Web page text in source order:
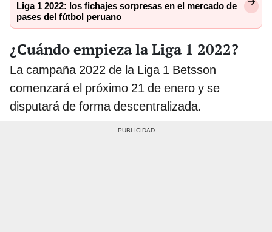
Liga 1 2022: los fichajes sorpresas en el mercado de
pases del fútbol peruano
¿Cuándo empieza la Liga 1 2022?
La campaña 2022 de la Liga 1 Betsson
comenzará el próximo 21 de enero y se
disputará de forma descentralizada.